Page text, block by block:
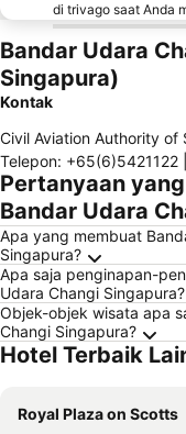
di trivago saat Anda
Bandar Udara
Singapura)
Kontak
Civil Aviation Authority of
Telepon: +65(6)5421122
Pertanyaan
Bandar Udara
Apa yang membuat
Singapura?
Apa saja penginapan-
Udara Changi Singapura?
Objek-objek wisata apa
Changi Singapura?
Hotel Terbaik
Royal Plaza on Scotts